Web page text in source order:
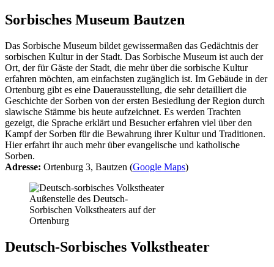
Sorbisches Museum Bautzen
Das Sorbische Museum bildet gewissermaßen das Gedächtnis der
sorbischen Kultur in der Stadt. Das Sorbische Museum ist auch der
Ort, der für Gäste der Stadt, die mehr über die sorbische Kultur
erfahren möchten, am einfachsten zugänglich ist. Im Gebäude in der
Ortenburg gibt es eine Dauerausstellung, die sehr detailliert die
Geschichte der Sorben von der ersten Besiedlung der Region durch
slawische Stämme bis heute aufzeichnet. Es werden Trachten
gezeigt, die Sprache erklärt und Besucher erfahren viel über den
Kampf der Sorben für die Bewahrung ihrer Kultur und Traditionen.
Hier erfahrt ihr auch mehr über evangelische und katholische
Sorben.
Adresse: Ortenburg 3, Bautzen (Google Maps)
Außenstelle des Deutsch-
Sorbischen Volkstheaters auf der
Ortenburg
Deutsch-Sorbisches Volkstheater